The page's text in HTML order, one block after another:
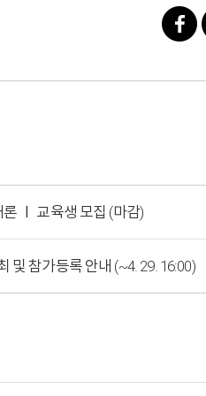
론 Ⅰ 교육생 모집 (마감)
및 참가등록 안내 (~4. 29. 16:00)